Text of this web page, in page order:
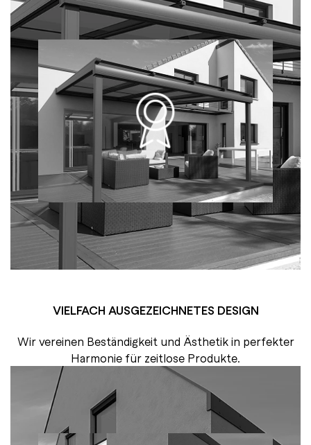
VIELFACH AUSGEZEICHNETES DESIGN
Wir vereinen Beständigkeit und Ästhetik in perfekter
Harmonie für zeitlose Produkte.